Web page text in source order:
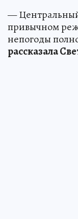
—
привычном
непогоды
рассказала